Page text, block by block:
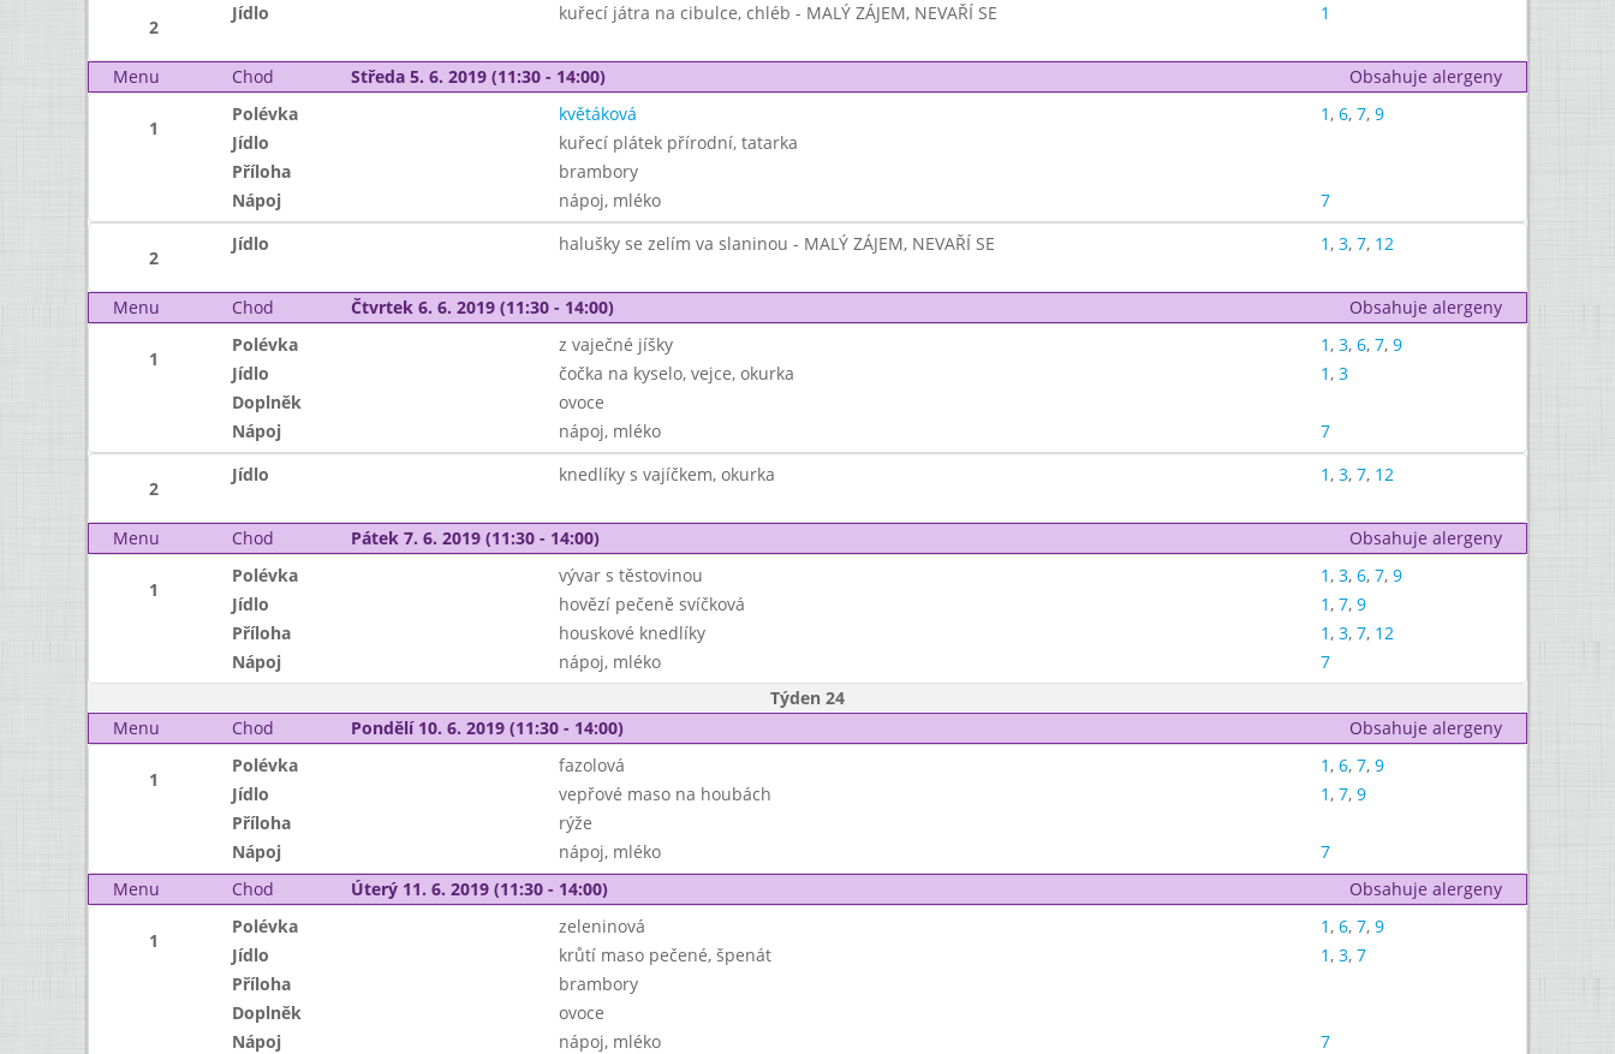
2
Jídlo kuřecí játra na cibulce, chléb - MALÝ ZÁJEM, NEVAŘÍ SE 1
Menu Chod Středa 5. 6. 2019 (11:30 - 14:00) Obsahuje alergeny
1
Polévka květáková 1, 6, 7, 9
Jídlo
kuřecí plátek přírodní, tatarka
Příloha
brambory
Nápoj
nápoj, mléko 7
2
Jídlo halušky se zelím va slaninou - MALÝ ZÁJEM, NEVAŘÍ SE 1, 3, 7, 12
Menu Chod Čtvrtek 6. 6. 2019 (11:30 - 14:00) Obsahuje alergeny
1
Polévka z vaječné jíšky 1, 3, 6, 7, 9
Jídlo
čočka na kyselo, vejce, okurka 1, 3
Doplněk
ovoce
Nápoj
nápoj, mléko 7
2
Jídlo knedlíky s vajíčkem, okurka 1, 3, 7, 12
Menu Chod Pátek 7. 6. 2019 (11:30 - 14:00) Obsahuje alergeny
1
Polévka vývar s těstovinou 1, 3, 6, 7, 9
Jídlo
hovězí pečeně svíčková 1, 7, 9
Příloha
houskové knedlíky 1, 3, 7, 12
Nápoj
nápoj, mléko
7
Týden 24
Menu
Chod Pondělí 10. 6. 2019 (11:30 - 14:00) Obsahuje alergeny
1
Polévka fazolová 1, 6, 7, 9
Jídlo
vepřové maso na houbách 1, 7, 9
Příloha
rýže
Nápoj
nápoj, mléko
7
Menu
Chod Úterý 11. 6. 2019 (11:30 - 14:00) Obsahuje alergeny
1
Polévka zeleninová 1, 6, 7, 9
Jídlo
krůtí maso pečené, špenát 1, 3, 7
Příloha
brambory
Doplněk
ovoce
Nápoj
nápoj, mléko 7